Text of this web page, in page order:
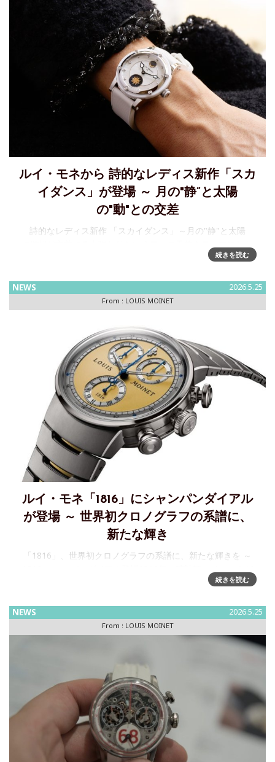
ルイ・モネから 詩的なレディス新作「スカ
イダンス」が登場 ～ 月の"静”と太陽
の"動"との交差
詩的なレディス新作 「スカイダンス」～月の"静"と太陽
レディス新作スカイダンスを発表いたします。12時位置には
続きを読む
NEWS 2026.5.25
From : LOUIS MOINET
ルイ・モネ「1816」にシャンパンダイアル
が登場 ～ 世界初クロノグラフの系譜に、
新たな輝き
「1816」、世界初クロノグラフの系譜に、新たな輝きを ～
世界初のクロノグラフを完成させました。その歴史的偉業を
続きを読む
NEWS 2026.5.25
From : LOUIS MOINET